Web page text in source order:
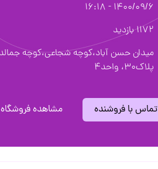
1400/09/6 - 16:18
1172 بازدید
پلاک۳۰، واحد۴
تماس با فروشنده مشاهده فروشگاه